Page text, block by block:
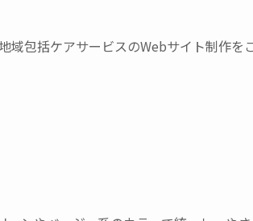
域包括ケアサービスのWebサイト制作を